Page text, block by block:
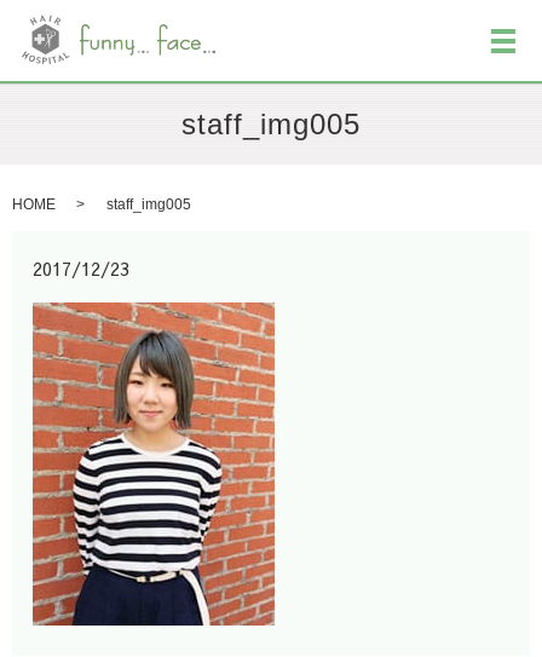
メ
staff_img005
HOME staff_img005
2017/12/23